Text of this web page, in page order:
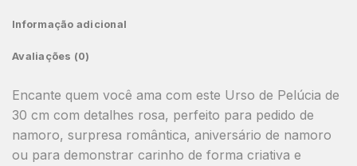
Informação adicional
Avaliações (0)
Encante quem você ama com este Urso de Pelúcia de
30 cm com detalhes rosa, perfeito para pedido de
namoro, surpresa romântica, aniversário de namoro
ou para demonstrar carinho de forma criativa e